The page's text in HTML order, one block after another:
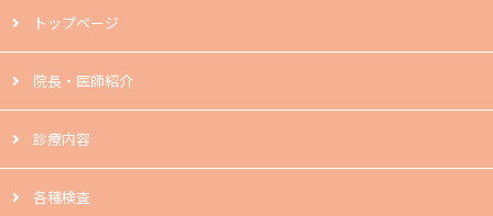
トップページ
院長・医師紹介
診療内容
各種検査